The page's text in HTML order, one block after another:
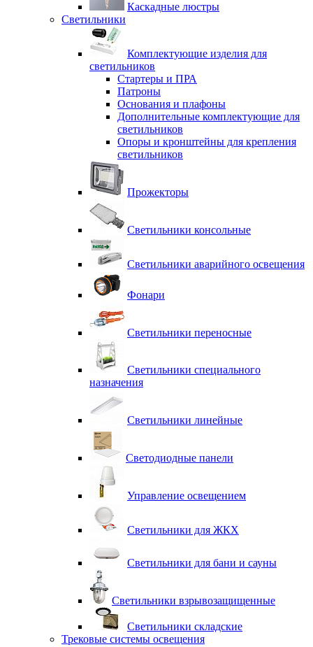
Каскадные люстры
Светильники
Комплектующие изделия для
светильников
Стартеры и ПРА
Патроны
Основания и плафоны
Дополнительные комплектующие для
светильников
Опоры и кронштейны для крепления
светильников
Прожекторы
Светильники консольные
Светильники аварийного освещения
Фонари
Светильники переносные
Светильники специального
назначения
Светильники линейные
Светодиодные панели
Управление освещением
Светильники для ЖКХ
Светильники для бани и сауны
Светильники взрывозащищенные
Светильники складские
Трековые системы освещения